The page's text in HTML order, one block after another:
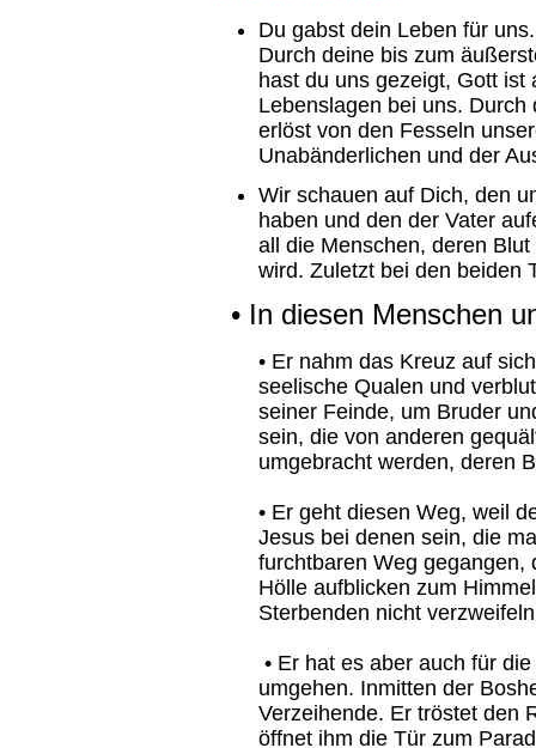
Du gabst dein Leben für
Durch deine bis zum
hast du uns gezeigt, Gott
Lebenslagen bei uns.
erlöst von den Fesseln
Unabänderlichen und der
Wir schauen auf Dich, den
haben und den der Vater
all die Menschen, deren
wird. Zuletzt bei den beiden
• In diesen Menschen
• Er nahm das Kreuz auf
seelische Qualen und
seiner Feinde, um Bruder
sein, die von anderen
umgebracht werden, deren
• Er geht diesen Weg, weil
Jesus bei denen sein, die
furchtbaren Weg gegangen,
Hölle aufblicken zum
Sterbenden nicht
• Er hat es aber auch für
umgehen. Inmitten der
Verzeihende. Er tröstet den
öffnet ihm die Tür zum